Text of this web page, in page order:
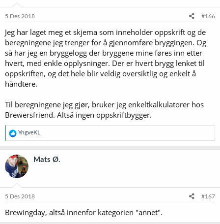
5 Des 2018 #166
Jeg har laget meg et skjema som inneholder oppskrift og de
beregningene jeg trenger for å gjennomføre bryggingen. Og
så har jeg en bryggelogg der bryggene mine føres inn etter
hvert, med enkle opplysninger. Der er hvert brygg lenket til
oppskriften, og det hele blir veldig oversiktlig og enkelt å
håndtere.
Til beregningene jeg gjør, bruker jeg enkeltkalkulatorer hos
Brewersfriend. Altså ingen oppskriftbygger.
R
e
a
k
s
j
o
e
:
YngveKL
Mats Ø.
5 Des 2018 #167
Brewingday, altså innenfor kategorien "annet".